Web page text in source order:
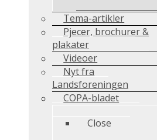
Tema-artikler
Pjecer, brochurer &
plakater
Videoer
Nyt fra
Landsforeningen
COPA-bladet
Close